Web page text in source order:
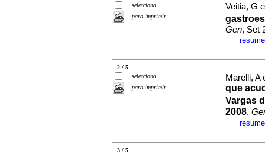
selecciona
para imprimir
Veitia, G
Gen, Set
·
2 / 5
selecciona
para imprimir
Marelli, A
que
Vargas
2008.
·
3 / 5